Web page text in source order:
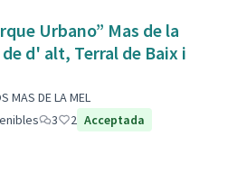
Urbano” Mas de la
d' alt, Terral de Baix i
MAS DE LA MEL
3 2 Acceptada